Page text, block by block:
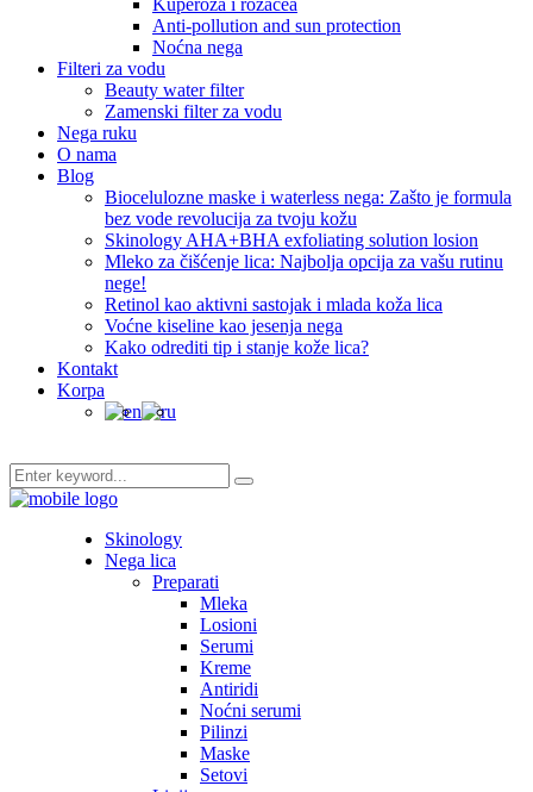
Kuperoza i rozacea
Anti-pollution and sun protection
Noćna nega
Filteri za vodu
Beauty water filter
Zamenski filter za vodu
Nega ruku
O nama
Blog
Biocelulozne maske i waterless nega: Zašto je formula
bez vode revolucija za tvoju kožu
Skinology AHA+BHA exfoliating solution losion
Mleko za čišćenje lica: Najbolja opcija za vašu rutinu
nege!
Retinol kao aktivni sastojak i mlada koža lica
Voćne kiseline kao jesenja nega
Kako odrediti tip i stanje kože lica?
Kontakt
Korpa
Skinology
Nega lica
Preparati
Mleka
Losioni
Serumi
Kreme
Antiridi
Noćni serumi
Pilinzi
Maske
Setovi